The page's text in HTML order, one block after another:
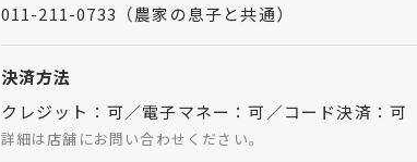
011-211-0733（農家の息子と共通）
決済方法
クレジット：可／電子マネー：可／コード決済：可
詳細は店舗にお問い合わせください。